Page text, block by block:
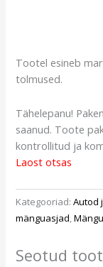
Tootel esineb
tolmused.
Tähelepanu!
saanud. Toote
kontrollitud ja
Laost otsas
Kategooriad:Autod
mänguasjad,
Seotud